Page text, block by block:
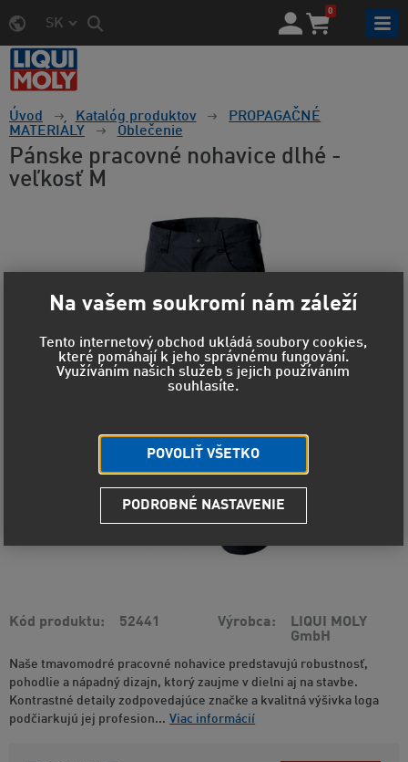
SK
0
Úvod Katalóg produktov
PROPAGAČNÉ
MATERIÁLY
Oblečenie
Pánske pracovné nohavice dlhé -
veľkosť M
Kód produktu 52441 Výrobca
LIQUI MOLY
GmbH
Naše tmavomodré pracovné nohavice predstavujú robustnosť,
pohodlie a nápadný dizajn, ktorý zaujme v dielni aj na stavbe.
Kontrastné detaily zodpovedajúce značke a kvalitná výšivka loga
podčiarkujú jej profesion... Viac informácií
Na vašem soukromí nám záleží
Tento internetový obchod ukládá soubory cookies,
které pomáhají k jeho správnému fungování.
Využíváním našich služeb s jejich používáním
souhlasíte.
POVOLIŤ VŠETKO
PODROBNÉ NASTAVENIE